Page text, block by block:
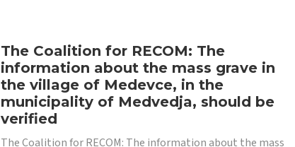
The Coalition for RECOM: The
information about the mass grave in
the village of Medevce, in the
municipality of Medvedja, should be
verified
The Coalition for RECOM: The information about the mass